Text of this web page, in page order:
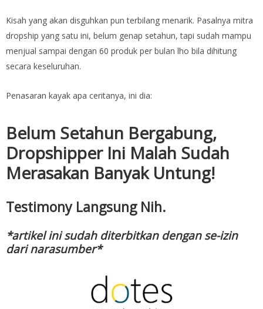
Kisah yang akan disguhkan pun terbilang menarik. Pasalnya mitra
dropship yang satu ini, belum genap setahun, tapi sudah mampu
menjual sampai dengan 60 produk per bulan lho bila dihitung
secara keseluruhan.
Penasaran kayak apa ceritanya, ini dia:
Belum Setahun Bergabung,
Dropshipper Ini Malah Sudah
Merasakan Banyak Untung!
Testimony Langsung Nih.
*artikel ini sudah diterbitkan dengan se-izin
dari narasumber*